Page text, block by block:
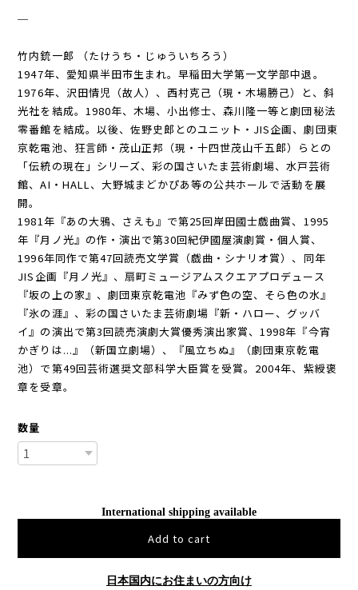
─
竹内銃一郎 （たけうち・じゅういちろう）
1947年、愛知県半田市生まれ。早稲田大学第一文学部中退。
1976年、沢田情児（故人）、西村克己（現・木場勝己）と、斜
光社を結成。1980年、木場、小出修士、森川隆一等と劇団秘法
零番館を結成。以後、佐野史郎とのユニット・JIS企画、劇団東
京乾電池、狂言師・茂山正邦（現・十四世茂山千五郎）らとの
「伝統の現在」シリーズ、彩の国さいたま芸術劇場、水戸芸術
館、AI・HALL、大野城まどかぴあ等の公共ホールで活動を展
開。
1981年『あの大鴉、さえも』で第25回岸田國士戯曲賞、1995
年『月ノ光』の作・演出で第30回紀伊國屋演劇賞・個人賞、
1996年同作で第47回読売文学賞（戯曲・シナリオ賞）、同年
JIS企画『月ノ光』、扇町ミュージアムスクエアプロデュース
『坂の上の家』、劇団東京乾電池『みず色の空、そら色の水』
『氷の涯』、彩の国さいたま芸術劇場『新・ハロー、グッバ
イ』の演出で第3回読売演劇大賞優秀演出家賞、1998年『今宵
かぎりは...』（新国立劇場）、『風立ちぬ』（劇団東京乾電
池）で第49回芸術選奨文部科学大臣賞を受賞。2004年、紫綬褒
章を受章。
数量
International shipping available
Add to cart
日本国内にお住まいの方向け